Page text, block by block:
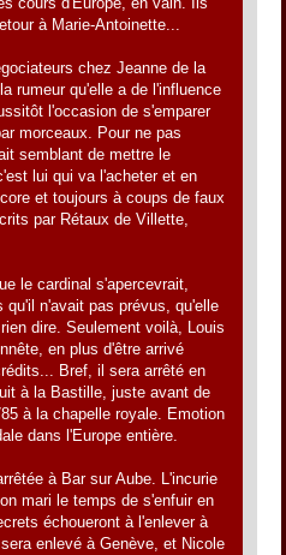
à Marie-Antoinette...
chez Jeanne de la
rumeur qu'elle a de l'influence
l'occasion de s'emparer
morceaux. Pour ne pas
semblant de mettre le
lui qui va l'acheter et en
et toujours à coups de faux
par Rétaux de Villette,
le cardinal s'apercevrait,
qu'il n'avait pas prévus, qu'elle
dire. Seulement voilà, Louis
en plus d'être arrivé
Bref, il sera arrêté en
à la Bastille, juste avant de
à la chapelle royale. Emotion
dans l'Europe entière.
à Bar sur Aube. L'incurie
mari le temps de s'enfuir en
échoueront à l'enlever à
enlevé à Genève, et Nicole